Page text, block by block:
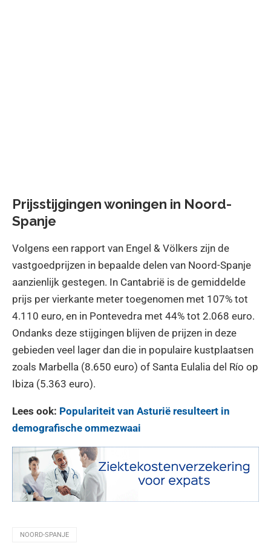
Prijsstijgingen woningen in Noord-
Spanje
Volgens een rapport van Engel & Völkers zijn de
vastgoedprijzen in bepaalde delen van Noord-Spanje
aanzienlijk gestegen. In Cantabrië is de gemiddelde
prijs per vierkante meter toegenomen met 107% tot
4.110 euro, en in Pontevedra met 44% tot 2.068 euro.
Ondanks deze stijgingen blijven de prijzen in deze
gebieden veel lager dan die in populaire kustplaatsen
zoals Marbella (8.650 euro) of Santa Eulalia del Río op
Ibiza (5.363 euro).
Lees ook: Populariteit van Asturië resulteert in
demografische ommezwaai
NOORD-SPANJE